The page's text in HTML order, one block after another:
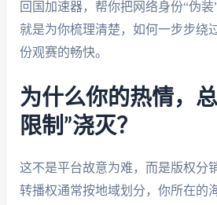
回国加速器，帮你把网络身份“伪装
就是为你梳理清楚，如何一步步绕
份观赛的畅快。
为什么你的热情，
限制”浇灭？
这不是平台故意为难，而是版权分
转播权通常按地域划分，你所在的